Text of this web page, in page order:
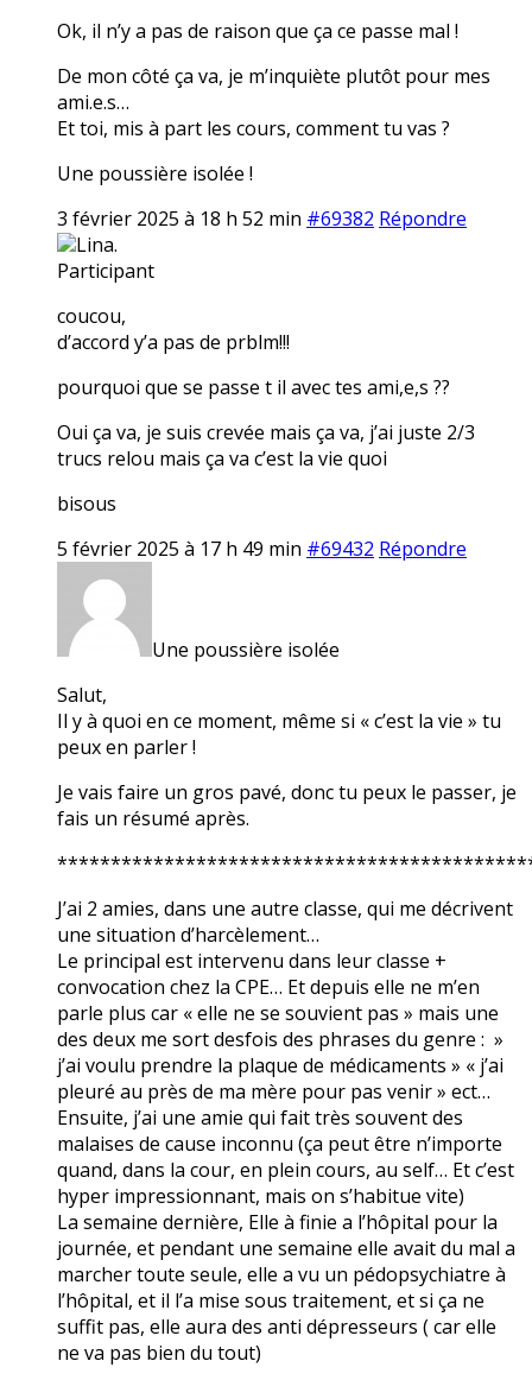
Ok, il n’y a pas de raison que ça ce passe mal !
De mon côté ça va, je m’inquiète plutôt pour mes
ami.e.s…
Et toi, mis à part les cours, comment tu vas ?
Une poussière isolée !
3 février 2025 à 18 h 52 min #69382 Répondre
Lina.
Participant
coucou,
d’accord y’a pas de prblm!!!
pourquoi que se passe t il avec tes ami,e,s ??
Oui ça va, je suis crevée mais ça va, j’ai juste 2/3
trucs relou mais ça va c’est la vie quoi
bisous
5 février 2025 à 17 h 49 min #69432 Répondre
Une poussière isolée
Salut,
Il y à quoi en ce moment, même si « c’est la vie » tu
peux en parler !
Je vais faire un gros pavé, donc tu peux le passer, je
fais un résumé après.
J’ai 2 amies, dans une autre classe, qui me décrivent
une situation d’harcèlement…
Le principal est intervenu dans leur classe +
convocation chez la CPE… Et depuis elle ne m’en
parle plus car « elle ne se souvient pas » mais une
des deux me sort desfois des phrases du genre : »
j’ai voulu prendre la plaque de médicaments » « j’ai
pleuré au près de ma mère pour pas venir » ect…
Ensuite, j’ai une amie qui fait très souvent des
malaises de cause inconnu (ça peut être n’importe
quand, dans la cour, en plein cours, au self… Et c’est
hyper impressionnant, mais on s’habitue vite)
La semaine dernière, Elle à finie a l’hôpital pour la
journée, et pendant une semaine elle avait du mal a
marcher toute seule, elle a vu un pédopsychiatre à
l’hôpital, et il l’a mise sous traitement, et si ça ne
suffit pas, elle aura des anti dépresseurs ( car elle
ne va pas bien du tout)